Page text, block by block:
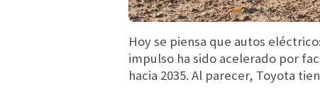
Hoy se piensa que autos
impulso ha sido acelerado por
hacia 2035. Al parecer, Toyota